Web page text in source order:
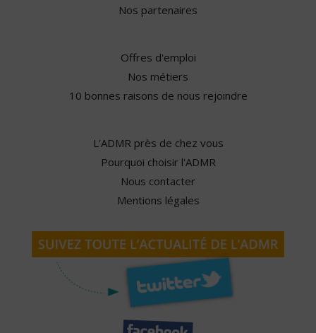
Nos partenaires
Offres d'emploi
Nos métiers
10 bonnes raisons de nous rejoindre
L'ADMR près de chez vous
Pourquoi choisir l'ADMR
Nous contacter
Mentions légales